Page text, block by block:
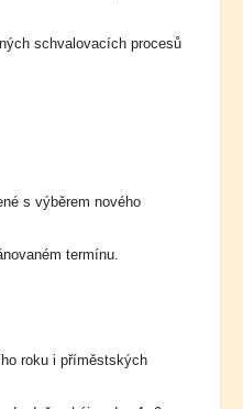
schvalovacích procesů
s výběrem nového
termínu.
roku i příměstských